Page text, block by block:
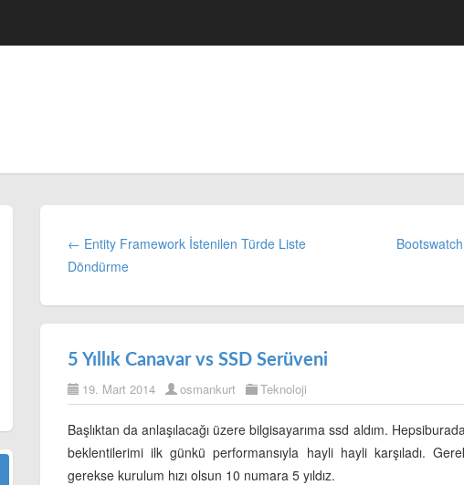
← Entity Framework İstenilen Türde Liste
Döndürme
5 Yıllık Canavar vs SSD Serüveni
19. Mart 2014 osmankurt Teknoloji
Başlıktan da anlaşılacağı üzere bilgisayarıma ssd aldım.
beklentilerimi ilk günkü performansıyla hayli hayli karşıladı.
gerekse kurulum hızı olsun 10 numara 5 yıldız.